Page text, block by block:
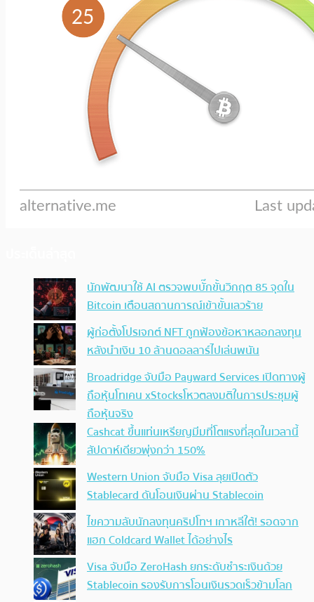
นักพัฒนาใช้ AI ตรวจพบบั๊กขั้นวิกฤต 85 จุดใน
Bitcoin เตือนสถานการณ์เข้าขั้นเลวร้าย
ผู้ก่อตั้งโปรเจกต์ NFT ถูกฟ้องข้อหาหลอกลงทุน
หลังนำเงิน 10 ล้านดอลลาร์ไปเล่นพนัน
Broadridge จับมือ Payward Services เปิดทางผู้
ถือหุ้นโทเคน xStocksโหวตลงมติในการประชุมผู้
ถือหุ้นจริง
Cashcat ขึ้นแท่นเหรียญมีมที่โตแรงที่สุดในเวลานี้
สัปดาห์เดียวพุ่งกว่า 150%
Western Union จับมือ Visa ลุยเปิดตัว
Stablecard ดันโอนเงินผ่าน Stablecoin
ไขความลับนักลงทุนคริปโทฯ เกาหลีใต้! รอดจาก
แฮก Coldcard Wallet ได้อย่างไร
Visa จับมือ ZeroHash ยกระดับชำระเงินด้วย
Stablecoin รองรับการโอนเงินรวดเร็วข้ามโลก